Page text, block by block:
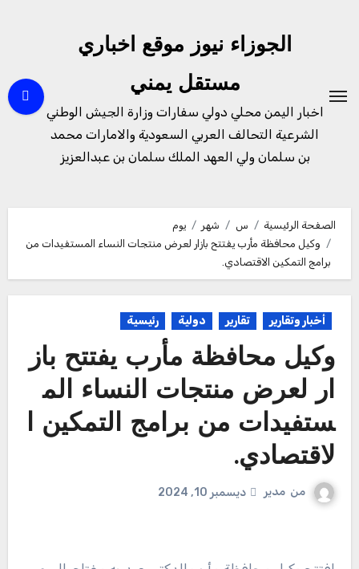
الجوزاء نيوز موقع اخباري
مستقل يمني
اخبار اليمن محلي دولي سفارات وزارة الجيش الوطني
الشرعية التحالف العربي السعودية والامارات محمد
بن سلمان ولي العهد الملك سلمان بن عبدالعزيز
الصفحة الرئيسية س شهر
يوم
وكيل محافظة مأرب يفتتح بازار لعرض منتجات النساء المستفيدات من
برامج التمكين الاقتصادي.
أخبار وتقارير تقارير دولية رئيسية
وكيل محافظة مأرب يفتتح باز
ار لعرض منتجات النساء الم
ستفيدات من برامج التمكين ا
لاقتصادي.
من مدير ديسمبر 10, 2024